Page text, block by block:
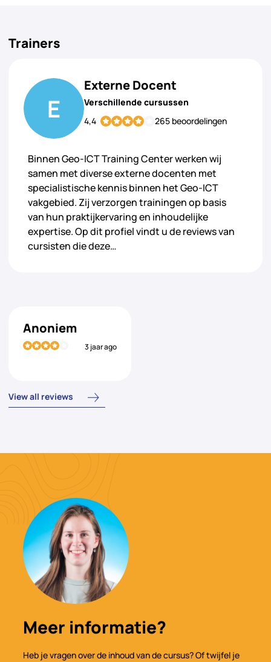
Trainers
E
Externe Docent
Verschillende cursussen
4,4
265 beoordelingen
Binnen Geo-ICT Training Center werken wij
samen met diverse externe docenten met
specialistische kennis binnen het Geo-ICT
vakgebied. Zij verzorgen trainingen op basis
van hun praktijkervaring en inhoudelijke
expertise. Op dit profiel vindt u de reviews van
cursisten die deze…
Anoniem
3 jaar ago
View all reviews
Meer informatie?
Heb je vragen over de inhoud van de cursus? Of twijfel je